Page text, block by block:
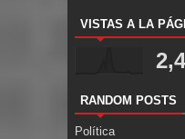
VISTAS A LA
RANDOM POSTS
Política